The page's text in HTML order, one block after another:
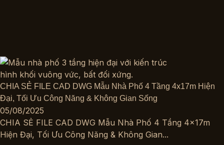
CHIA SẺ FILE CAD DWG Mẫu Nhà Phố 4 Tầng 4x17m Hiện
Đại, Tối Ưu Công Năng & Không Gian Sống
05/08/2025
CHIA SẺ FILE CAD DWG Mẫu Nhà Phố 4 Tầng 4x17m
Hiện Đại, Tối Ưu Công Năng & Không Gian...